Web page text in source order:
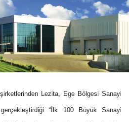
Lezita, Ege Bölgesi Sanayi
“İlk 100 Büyük Sanayi